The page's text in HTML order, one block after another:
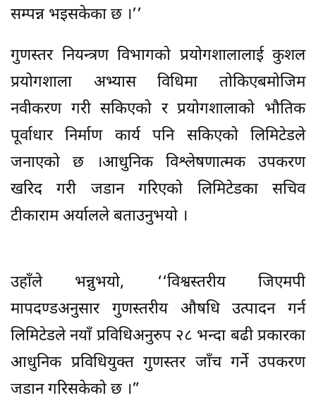
सम्पन्न भइसकेका छ ।’’
गुणस्तर नियन्त्रण विभागको प्रयोगशालालाई कुशल
प्रयोगशाला अभ्यास विधिमा तोकिएबमोजिम
नवीकरण गरी सकिएको र प्रयोगशालाको भौतिक
पूर्वाधार निर्माण कार्य पनि सकिएको लिमिटेडले
जनाएको छ ।आधुनिक विश्लेषणात्मक उपकरण
खरिद गरी जडान गरिएको लिमिटेडका सचिव
टीकाराम अर्यालले बताउनुभयो ।
उहाँले भन्नुभयो, ‘‘विश्वस्तरीय जिएमपी
मापदण्डअनुसार गुणस्तरीय औषधि उत्पादन गर्न
लिमिटेडले नयाँ प्रविधिअनुरुप २८ भन्दा बढी प्रकारका
आधुनिक प्रविधियुक्त गुणस्तर जाँच गर्ने उपकरण
जडान गरिसकेको छ ।”